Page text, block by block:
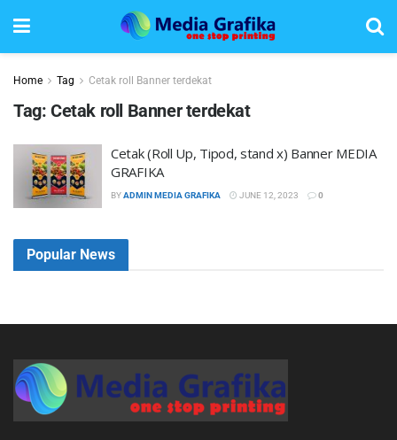
Home Tag Cetak roll Banner terdekat
Tag: Cetak roll Banner terdekat
Cetak (Roll Up, Tipod, stand x) Banner MEDIA
GRAFIKA
BYADMIN MEDIA GRAFIKA JUNE 12, 2023 0
Popular News